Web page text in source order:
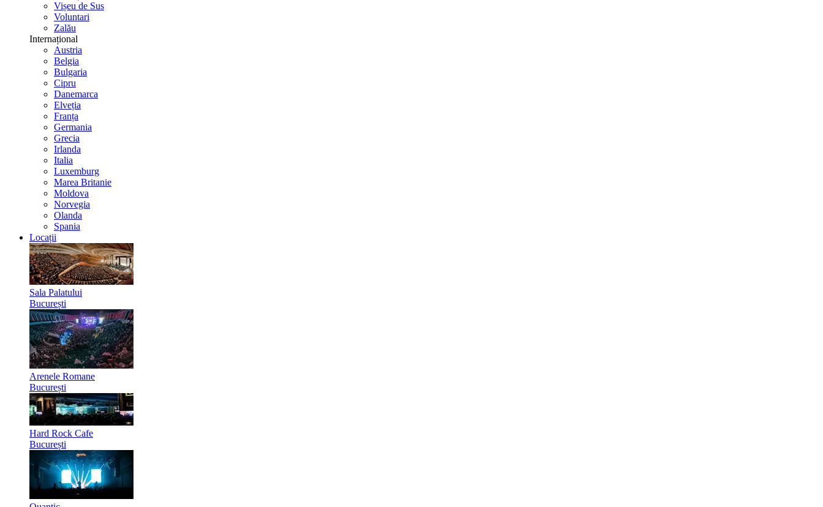
Vișeu de Sus
Voluntari
Zalău
Internațional
Austria
Belgia
Bulgaria
Cipru
Danemarca
Elveția
Franța
Germania
Grecia
Irlanda
Italia
Luxemburg
Marea Britanie
Moldova
Norvegia
Olanda
Spania
Locații
Sala Palatului
București
Arenele Romane
București
Hard Rock Cafe
București